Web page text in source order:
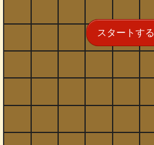
スタートする